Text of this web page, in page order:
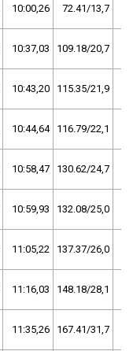
10:00,26 72.41/13,7
10:37,03 109.18/20,7
10:43,20 115.35/21,9
10:44,64 116.79/22,1
10:58,47 130.62/24,7
10:59,93 132.08/25,0
11:05,22 137.37/26,0
11:16,03 148.18/28,1
11:35,26 167.41/31,7